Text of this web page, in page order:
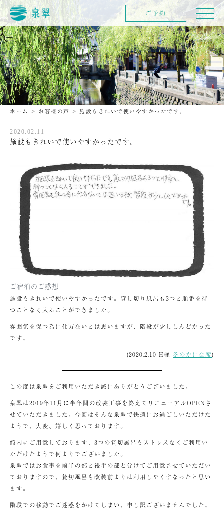
ホーム > お客様の声 > 施設もきれいで使いやすかったです。
2020.02.11
施設もきれいで使いやすかったです。
ご宿泊のご感想
施設もきれいで使いやすかったです。貸し切り風呂も3つと順番を待
つことなく入ることができました。
雰囲気を保つ為に仕方ないとは思いますが、階段が少ししんどかった
です。
(2020,2,10 H様 冬のかに会席)
この度は泉翠をご利用いただき誠にありがとうございました。
泉翠は2019年11月に半年間の改装工事を終えてリニューアルOPENさ
せていただきました。今回はそんな泉翠で快適にお過ごしいただけた
ようで、大変、嬉しく思っております。
館内にご用意しております、3つの貸切風呂もストレスなくご利用い
ただけたようで何よりでございました。
泉翠ではお食事を前半の部と後半の部と分けてご用意させていただい
ておりますので、貸切風呂も改装前よりは利用しやくすなったと思い
ます。
階段での移動でご迷惑をかけてしまい、申し訳ございませんでした。
ご予約